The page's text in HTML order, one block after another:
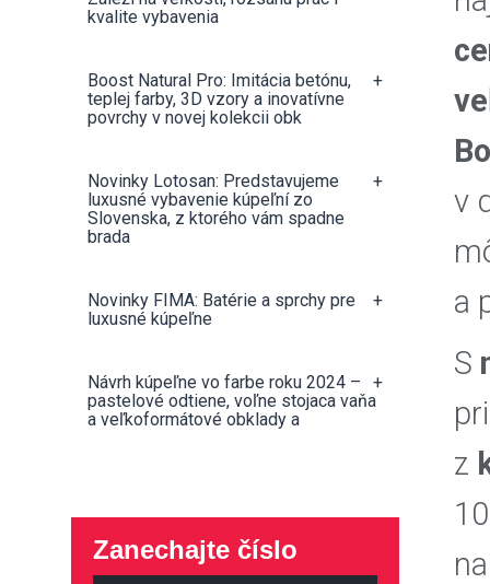
kvalite vybavenia
Boost Natural Pro: Imitácia betónu,
teplej farby, 3D vzory a inovatívne
povrchy v novej kolekcii obk
+
Novinky Lotosan: Predstavujeme
luxusné vybavenie kúpeľní zo
Slovenska, z ktorého vám spadne
brada
+
Novinky FIMA: Batérie a sprchy pre
luxusné kúpeľne
+
Návrh kúpeľne vo farbe roku 2024 –
pastelové odtiene, voľne stojaca vaňa
a veľkoformátové obklady a
+
Zanechajte číslo
v
a
S
z